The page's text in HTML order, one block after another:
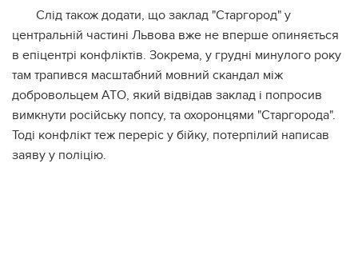
Слід також додати, що заклад "Старгород" у
центральній частині Львова вже не вперше опиняється
в епіцентрі конфліктів. Зокрема, у грудні минулого року
там трапився масштабний мовний скандал між
добровольцем АТО, який відвідав заклад і попросив
вимкнути російську попсу, та охоронцями "Старгорода".
Тоді конфлікт теж переріс у бійку, потерпілий написав
заяву у поліцію.